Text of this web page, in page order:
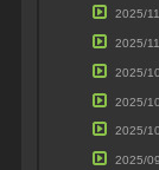
2025/
2025/
2025/
2025/
2025/
2025/